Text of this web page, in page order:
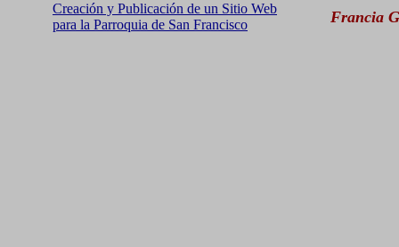
Creación y Publicación de un Sitio Web
para la Parroquia de San Francisco
Francia